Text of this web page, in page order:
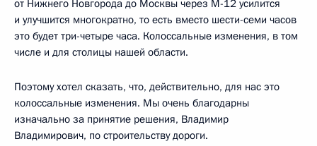
от Нижнего Новгорода до Москвы через М-12 усилится
и улучшится многократно, то есть вместо шести-семи часов
это будет три-четыре часа. Колоссальные изменения, в том
числе и для столицы нашей области.
Поэтому хотел сказать, что, действительно, для нас это
колоссальные изменения. Мы очень благодарны
изначально за принятие решения, Владимир
Владимирович, по строительству дороги.